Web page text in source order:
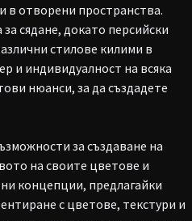
в отворени пространства.
сядане, докато персийски
стилове килими в
и индивидуалност на всяка
нюанси, за да създадете
за създаване на
на своите цветове и
концепции, предлагайки
с цветове, текстури и